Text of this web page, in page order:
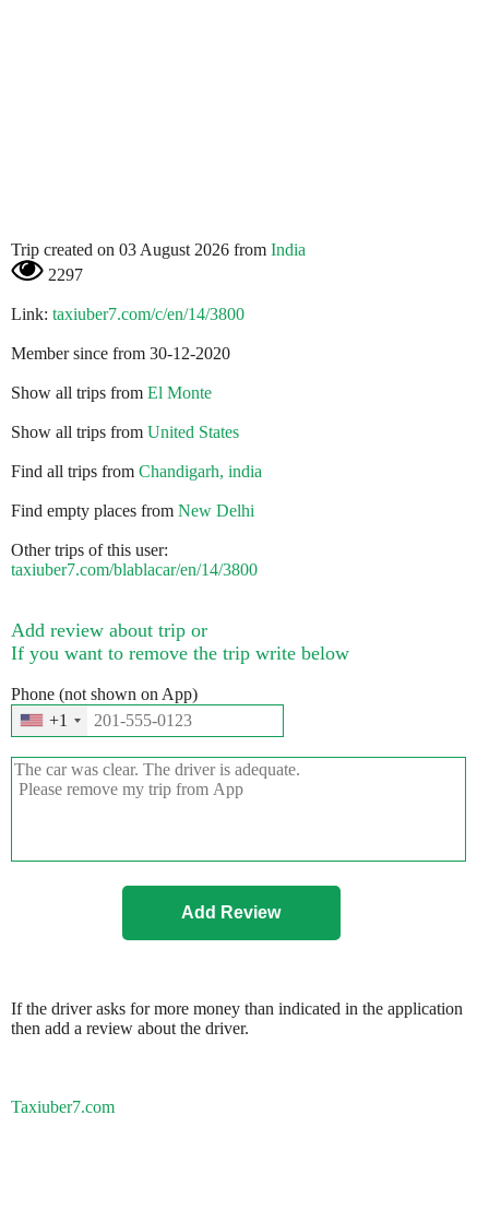
Trip created on 03 August 2026 from India
2297
Link: taxiuber7.com/c/en/14/3800
Member since from 30-12-2020
Show all trips from El Monte
Show all trips from United States
Find all trips from Chandigarh, india
Find empty places from New Delhi
Other trips of this user:
taxiuber7.com/blablacar/en/14/3800
Add review about trip or
If you want to remove the trip write below
Phone (not shown on App)
+1
If the driver asks for more money than indicated in the application
then add a review about the driver.
Taxiuber7.com